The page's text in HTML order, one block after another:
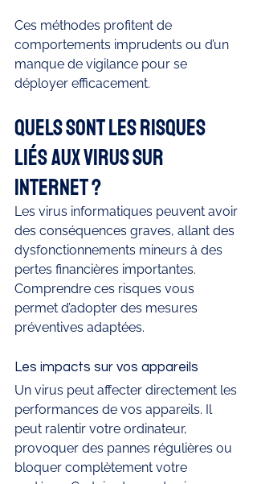
Ces méthodes profitent de
comportements imprudents ou d’un
manque de vigilance pour se
déployer efficacement.
Quels sont les risques
liés aux virus sur
Internet ?
Les virus informatiques peuvent avoir
des conséquences graves, allant des
dysfonctionnements mineurs à des
pertes financières importantes.
Comprendre ces risques vous
permet d’adopter des mesures
préventives adaptées.
Les impacts sur vos appareils
Un virus peut affecter directement les
performances de vos appareils. Il
peut ralentir votre ordinateur,
provoquer des pannes régulières ou
bloquer complètement votre